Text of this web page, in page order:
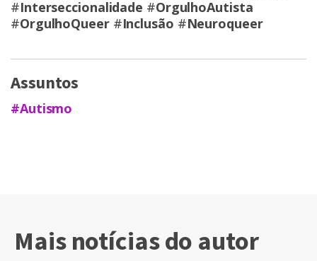
#Interseccionalidade #OrgulhoAutista
#OrgulhoQueer #Inclusão #Neuroqueer
Assuntos
#Autismo
Mais notícias do autor